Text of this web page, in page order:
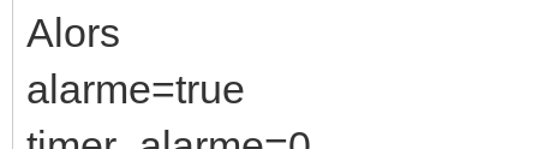
Alors
alarme=true